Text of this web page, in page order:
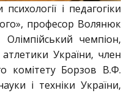
і педагогіки
професор Волянюк
чемпіон,
України, член
комітету Борзов В.Ф.
і техніки України,